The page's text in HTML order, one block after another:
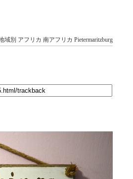
域別 アフリカ 南アフリカ Pietermaritzburg